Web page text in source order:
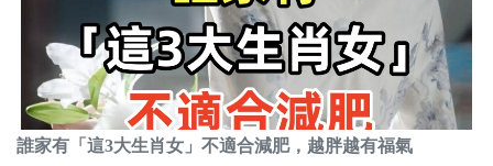
誰家有「這3大生肖女」不適合減肥，越胖越有福氣